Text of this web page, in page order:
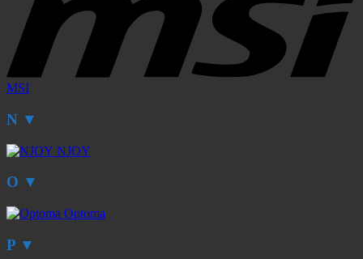
MSI
N ▼
NJOY
O ▼
Optoma
P ▼